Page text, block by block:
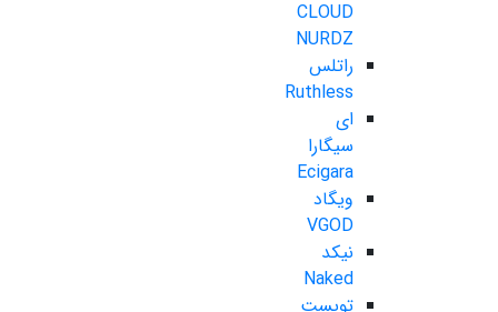
CLOUD
NURDZ
راتلس
Ruthless
ای
سیگارا
Ecigara
ویگاد
VGOD
نیکد
Naked
تویست